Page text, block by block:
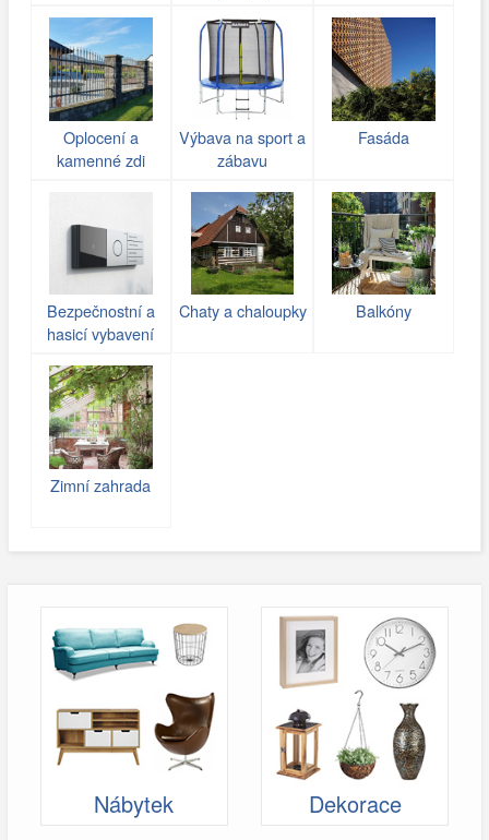
Oplocení a
kamenné zdi
Výbava na sport a
zábavu
Fasáda
Bezpečnostní a
hasicí vybavení
Chaty a chaloupky Balkóny
Zimní zahrada
Nábytek Dekorace